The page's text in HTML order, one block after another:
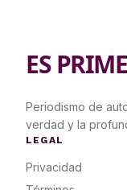
ES
Periodismo de
verdad y la
LEGAL
Privacidad